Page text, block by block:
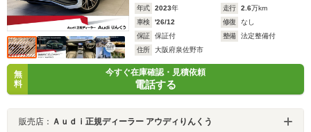
年式 2023年 走行 2.6万km
車検
'26/12 修復
なし
保証
保証付 整備
法定整備付
住所
大阪府泉佐野市
無
料
今すぐ在庫確認・見積依頼
電話する
販売店： Ａｕｄｉ正規ディーラー アウディりんくう